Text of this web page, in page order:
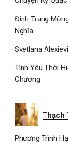
Đinh Trang
Nghĩa
Svetlana
Tình Yêu Thời
Chương
Thạch
Phương Trình